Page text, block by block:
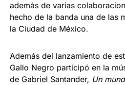
además de varias
hecho de la banda una de las
la Ciudad de México.
Además del lanzamiento de
Gallo Negro participó en la
de Gabriel Santander, Un